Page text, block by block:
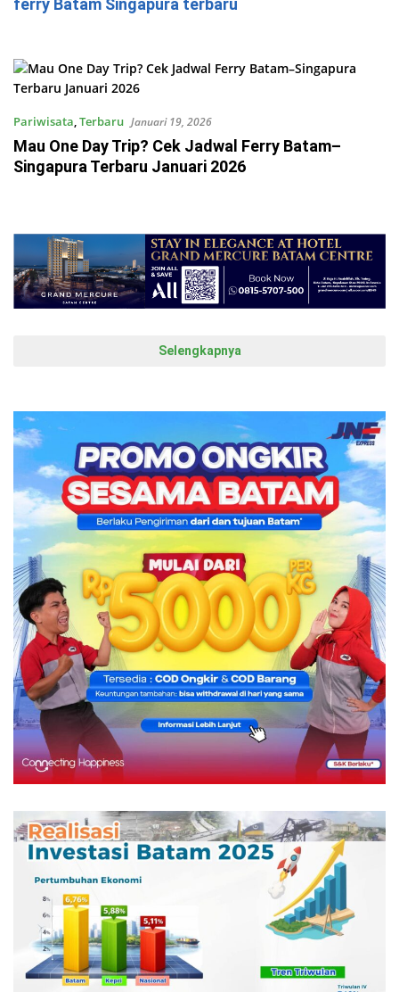
ferry Batam Singapura terbaru
Pariwisata,Terbaru Januari 19, 2026
Mau One Day Trip? Cek Jadwal Ferry Batam–
Singapura Terbaru Januari 2026
Selengkapnya